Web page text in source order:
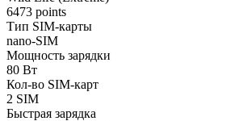
6473 points
Тип SIM-карты
nano-SIM
Мощность зарядки
80 Вт
Кол-во SIM-карт
2 SIM
Быстрая зарядка